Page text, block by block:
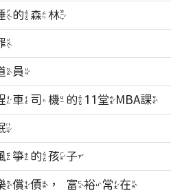
的森林
員
車司機的11堂MBA課
箏的孩子
償債，富裕常在